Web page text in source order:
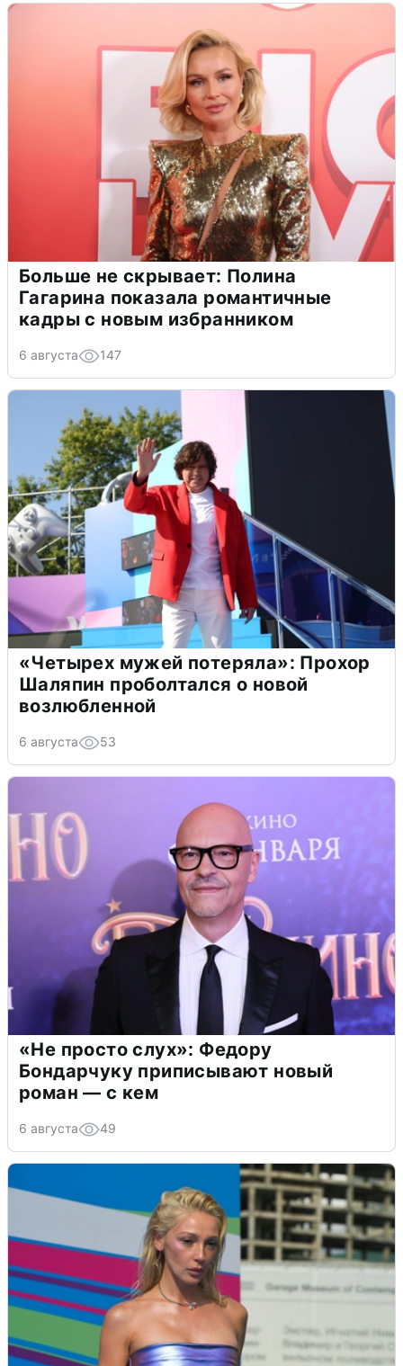
Больше не скрывает: Полина
Гагарина показала романтичные
кадры с новым избранником
6 августа 147
«Четырех мужей потеряла»: Прохор
Шаляпин проболтался о новой
возлюбленной
6 августа 53
«Не просто слух»: Федору
Бондарчуку приписывают новый
роман — с кем
6 августа 49